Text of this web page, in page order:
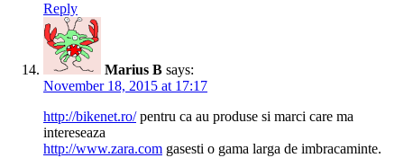
Reply
Marius B says:
November 18, 2015 at 17:17
http://bikenet.ro/pentru ca au produse si marci care ma
intereseaza
http://www.zara.com gasesti o gama larga de imbracaminte.